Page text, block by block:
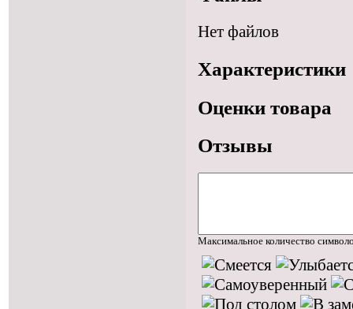
Нет файлов
Характеристики
Оценки товара
Отзывы
Максимальное количество